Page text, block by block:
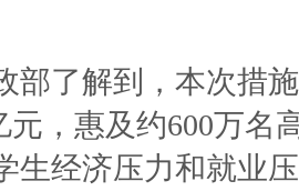
了解到，本次措施
元，惠及约600万名
生经济压力和就业